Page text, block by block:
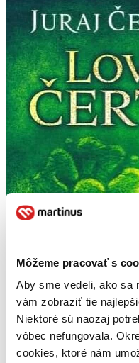
Môžeme pracovať s
Aby sme vedeli, ako sa
vám zobraziť tie
Niektoré sú naozaj
vôbec nefungovala.
cookies, ktoré nám